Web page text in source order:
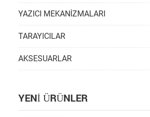
YAZICI MEKANİZMALARI
TARAYICILAR
AKSESUARLAR
YENI ÜRÜNLER